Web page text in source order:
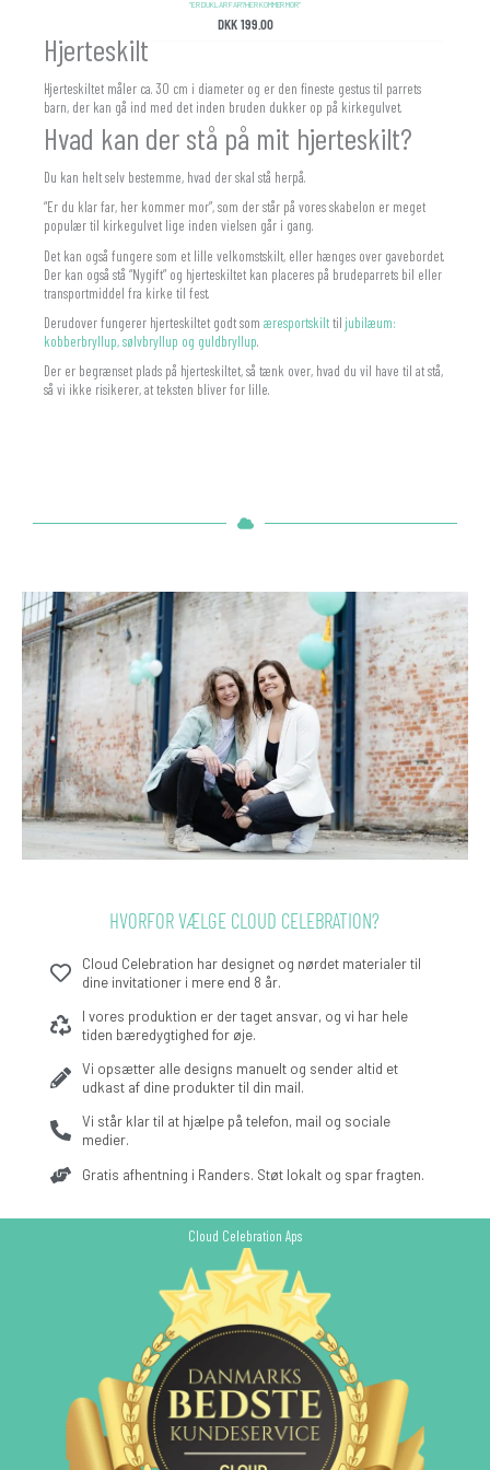
“ER DU KLAR FAR? HER KOMMER MOR”
DKK199.00
Hjerteskilt
Hjerteskiltet måler ca. 30 cm i diameter og er den fineste gestus til parrets
barn, der kan gå ind med det inden bruden dukker op på kirkegulvet.
Hvad kan der stå på mit hjerteskilt?
Du kan helt selv bestemme, hvad der skal stå herpå.
“Er du klar far, her kommer mor”, som der står på vores skabelon er meget
populær til kirkegulvet lige inden vielsen går i gang.
Det kan også fungere som et lille velkomstskilt, eller hænges over gavebordet.
Der kan også stå “Nygift” og hjerteskiltet kan placeres på brudeparrets bil eller
transportmiddel fra kirke til fest.
Derudover fungerer hjerteskiltet godt som æresportskilttil jubilæum:
kobberbryllup, sølvbryllup og guldbryllup.
Der er begrænset plads på hjerteskiltet, så tænk over, hvad du vil have til at stå,
så vi ikke risikerer, at teksten bliver for lille.
HVORFOR VÆLGE CLOUD CELEBRATION?
Cloud Celebration har designet og nørdet materialer til
dine invitationer i mere end 8 år.
I vores produktion er der taget ansvar, og vi har hele
tiden bæredygtighed for øje.
Vi opsætter alle designs manuelt og sender altid et
udkast af dine produkter til din mail.
Vi står klar til at hjælpe på telefon, mail og sociale
medier.
Gratis afhentning i Randers. Støt lokalt og spar fragten.
Cloud Celebration Aps